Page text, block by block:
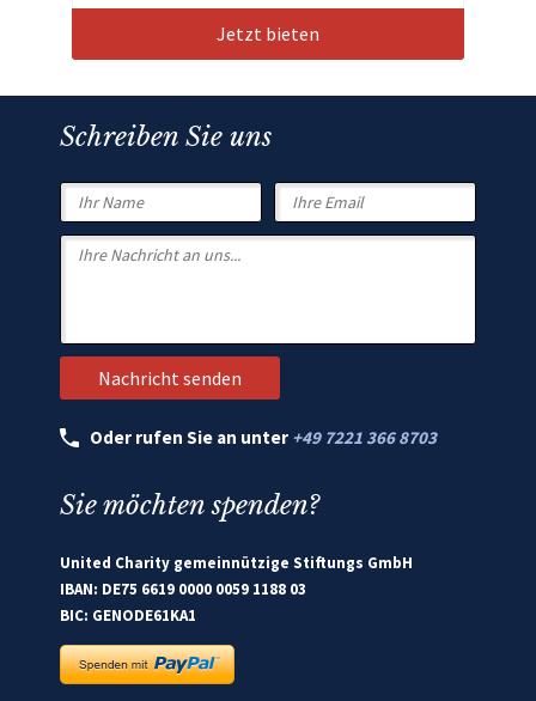
Jetzt bieten
Schreiben Sie uns
Oder rufen Sie an unter +49 7221 366 8703
Sie möchten spenden?
United Charity gemeinnützige Stiftungs GmbH
IBAN: DE75 6619 0000 0059 1188 03
BIC: GENODE61KA1